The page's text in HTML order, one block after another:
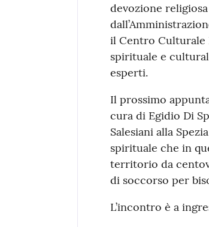
devozione
il Centro Culturale
spirituale e
esperti.
Il prossimo
cura di Egidio Di
Salesiani alla
spirituale che in
territorio da
di soccorso per
L’incontro è a